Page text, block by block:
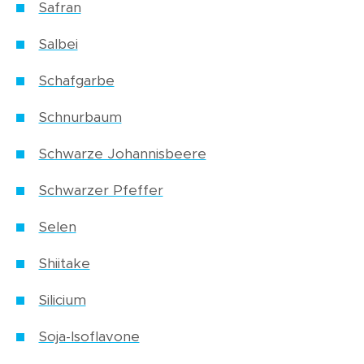
Safran
Salbei
Schafgarbe
Schnurbaum
Schwarze Johannisbeere
Schwarzer Pfeffer
Selen
Shiitake
Silicium
Soja-Isoflavone